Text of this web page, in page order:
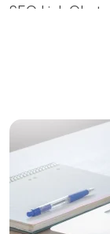
SEO Link
Basit Logo
Kimlik Oluşturun
Responsive Web
Maksimize Edin